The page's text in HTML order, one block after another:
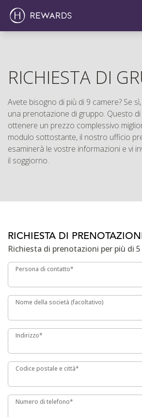
RICHIESTA DI
Avete bisogno di più di 9 camere? Se
una prenotazione di gruppo. Questo
ottenere un prezzo complessivo
modulo sottostante, il nostro ufficio
esaminerà le vostre informazioni e vi
il soggiorno.
RICHIESTA DI
Richiesta di prenotazioni per più di 5
Persona di contatto*
Persona di contatto*
Nome della società (facoltativo)
Nome della società (facoltativo)
Indirizzo*
Indirizzo*
Codice postale e città*
Codice postale e città*
Numero di telefono*
Numero di telefono*